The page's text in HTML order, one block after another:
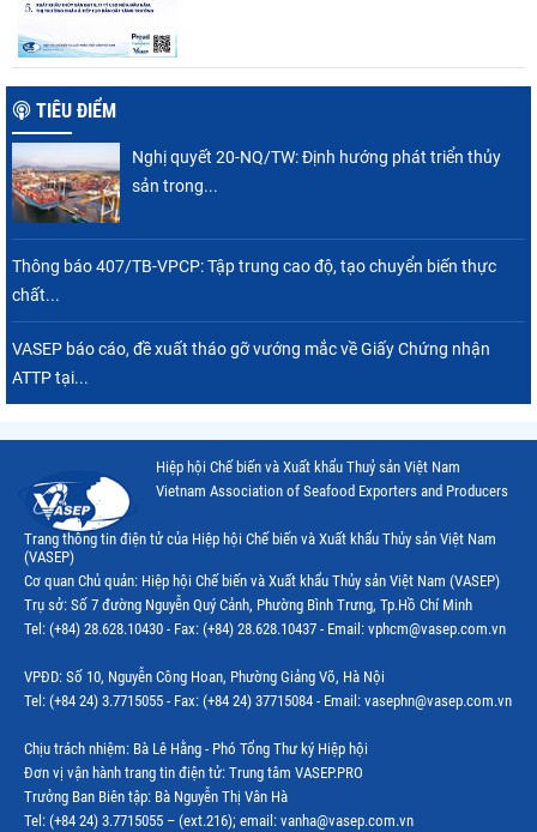
TIÊU ĐIỂM
Nghị quyết 20-NQ/TW: Định hướng phát triển thủy
sản trong...
Thông báo 407/TB-VPCP: Tập trung cao độ, tạo chuyển biến thực
chất...
VASEP báo cáo, đề xuất tháo gỡ vướng mắc về Giấy Chứng nhận
ATTP tại...
Hiệp hội Chế biến và Xuất khẩu Thuỷ sản Việt Nam
Vietnam Association of Seafood Exporters and Producers
Trang thông tin điện tử của Hiệp hội Chế biến và Xuất khẩu Thủy sản Việt Nam
(VASEP)
Cơ quan Chủ quản: Hiệp hội Chế biến và Xuất khẩu Thủy sản Việt Nam (VASEP)
Trụ sở: Số 7 đường Nguyễn Quý Cảnh, Phường Bình Trưng, Tp.Hồ Chí Minh
Tel: (+84) 28.628.10430 - Fax: (+84) 28.628.10437 - Email: vphcm@vasep.com.vn
VPĐD: Số 10, Nguyễn Công Hoan, Phường Giảng Võ, Hà Nội
Tel: (+84 24) 3.7715055 - Fax: (+84 24) 37715084 - Email: vasephn@vasep.com.vn
Chịu trách nhiệm: Bà Lê Hằng - Phó Tổng Thư ký Hiệp hội
Đơn vị vận hành trang tin điện tử: Trung tâm VASEP.PRO
Trưởng Ban Biên tập: Bà Nguyễn Thị Vân Hà
Tel: (+84 24) 3.7715055 – (ext.216); email: vanha@vasep.com.vn